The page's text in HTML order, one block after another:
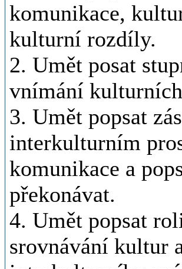
komunikace,
kulturní rozdíly.
2. Umět posat
vnímání
3. Umět popsat
interkulturním
komunikace a
překonávat.
4. Umět popsat
srovnávání kultur